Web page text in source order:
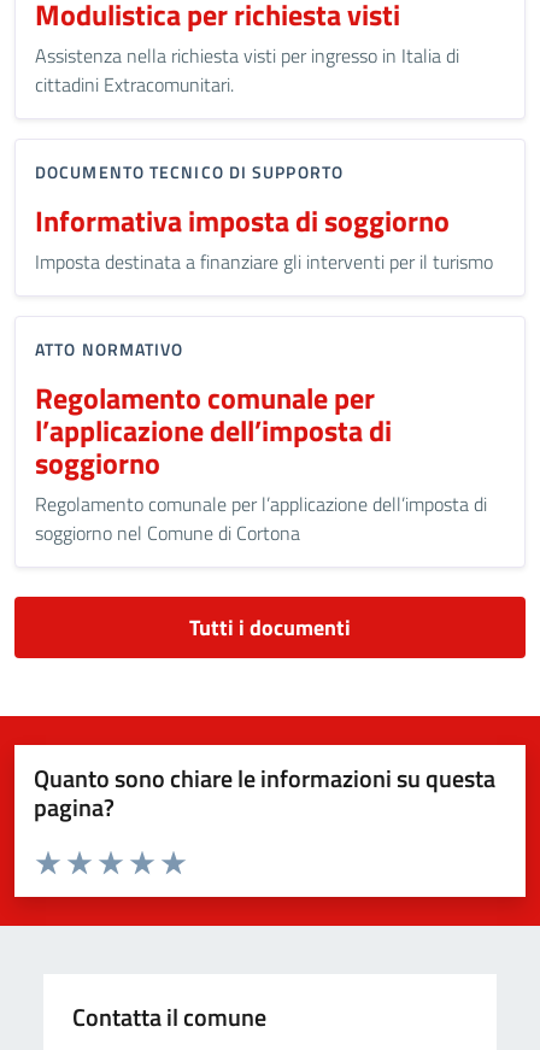
Modulistica per richiesta visti
Assistenza nella richiesta visti per ingresso in Italia di
cittadini Extracomunitari.
DOCUMENTO TECNICO DI SUPPORTO
Informativa imposta di soggiorno
Imposta destinata a finanziare gli interventi per il turismo
ATTO NORMATIVO
Regolamento comunale per
l’applicazione dell’imposta di
soggiorno
Regolamento comunale per l’applicazione dell’imposta di
soggiorno nel Comune di Cortona
Tutti i documenti
Quanto sono chiare le informazioni su questa
pagina?
Valuta da 1 a 5 stelle la pagina
Valuta 5 stelle su 5
Valuta 4 stelle su 5
Valuta 3 stelle su 5
Valuta 2 stelle su 5
Valuta 1 stelle su 5
Contatta il comune